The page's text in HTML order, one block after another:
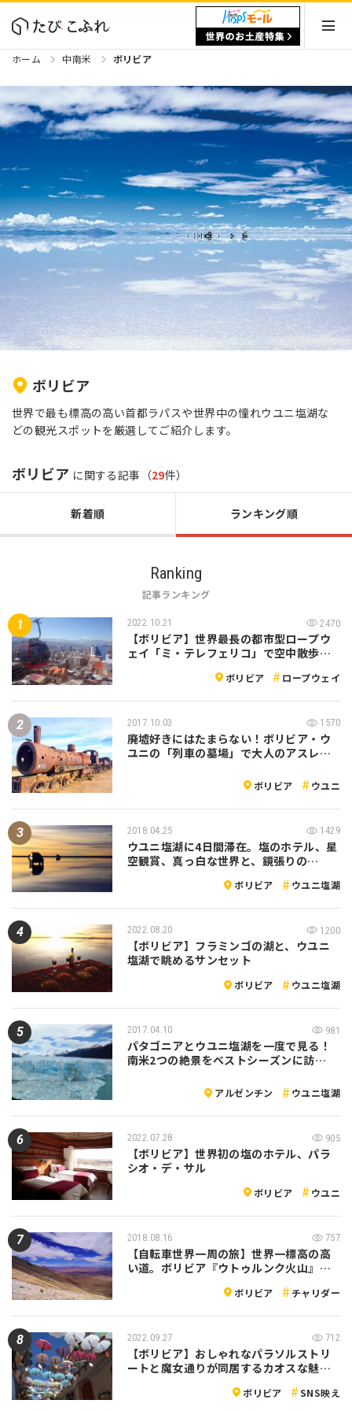
ホーム 中南米 ボリビア
ボリビア
世界で最も標高の高い首都ラパスや世界中の憧れウユニ塩湖な
どの観光スポットを厳選してご紹介します。
ボリビア に関する記事（29件）
新着順 ランキング順
Ranking
記事ランキング
2022.10.21 2470
【ボリビア】世界最長の都市型ロープウ
ェイ「ミ・テレフェリコ」で空中散歩…
ボリビア ロープウェイ
2017.10.03 1570
廃墟好きにはたまらない！ボリビア・ウ
ユニの「列車の墓場」で大人のアスレ…
ボリビア ウユニ
2018.04.25 1429
ウユニ塩湖に4日間滞在。塩のホテル、星
空観賞、真っ白な世界と、鏡張りの…
ボリビア ウユニ塩湖
2022.08.20 1200
【ボリビア】フラミンゴの湖と、ウユニ
塩湖で眺めるサンセット
ボリビア ウユニ塩湖
2017.04.10 981
パタゴニアとウユニ塩湖を一度で見る！
南米2つの絶景をベストシーズンに訪…
アルゼンチン ウユニ塩湖
2022.07.28 905
【ボリビア】世界初の塩のホテル、パラ
シオ・デ・サル
ボリビア ウユニ
2018.08.16 757
【自転車世界一周の旅】世界一標高の高
い道。ボリビア『ウトゥルンク火山』…
ボリビア チャリダー
2022.09.27 712
【ボリビア】おしゃれなパラソルストリ
ートと魔女通りが同居するカオスな魅…
ボリビア SNS映え